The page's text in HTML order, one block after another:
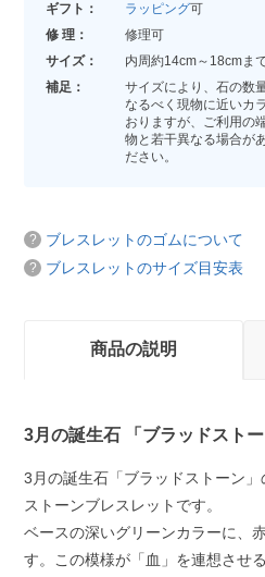
ギフト：
ラッピング可
修 理：
修理可
サイズ：
内周約14cm～18cmま
補足：
サイズにより、石の数
なるべく現物に近いカ
おりますが、ご利用の
物と若干異なる場合が
ださい。
ブレスレットのゴムについて
ブレスレットのサイズ目安表
商品の説明
3月の誕生石 「ブラッドストー
3月の誕生石「ブラッドストーン
ストーンブレスレットです。
ベースの深いグリーンカラーに、
す。この模様が「血」を連想させ